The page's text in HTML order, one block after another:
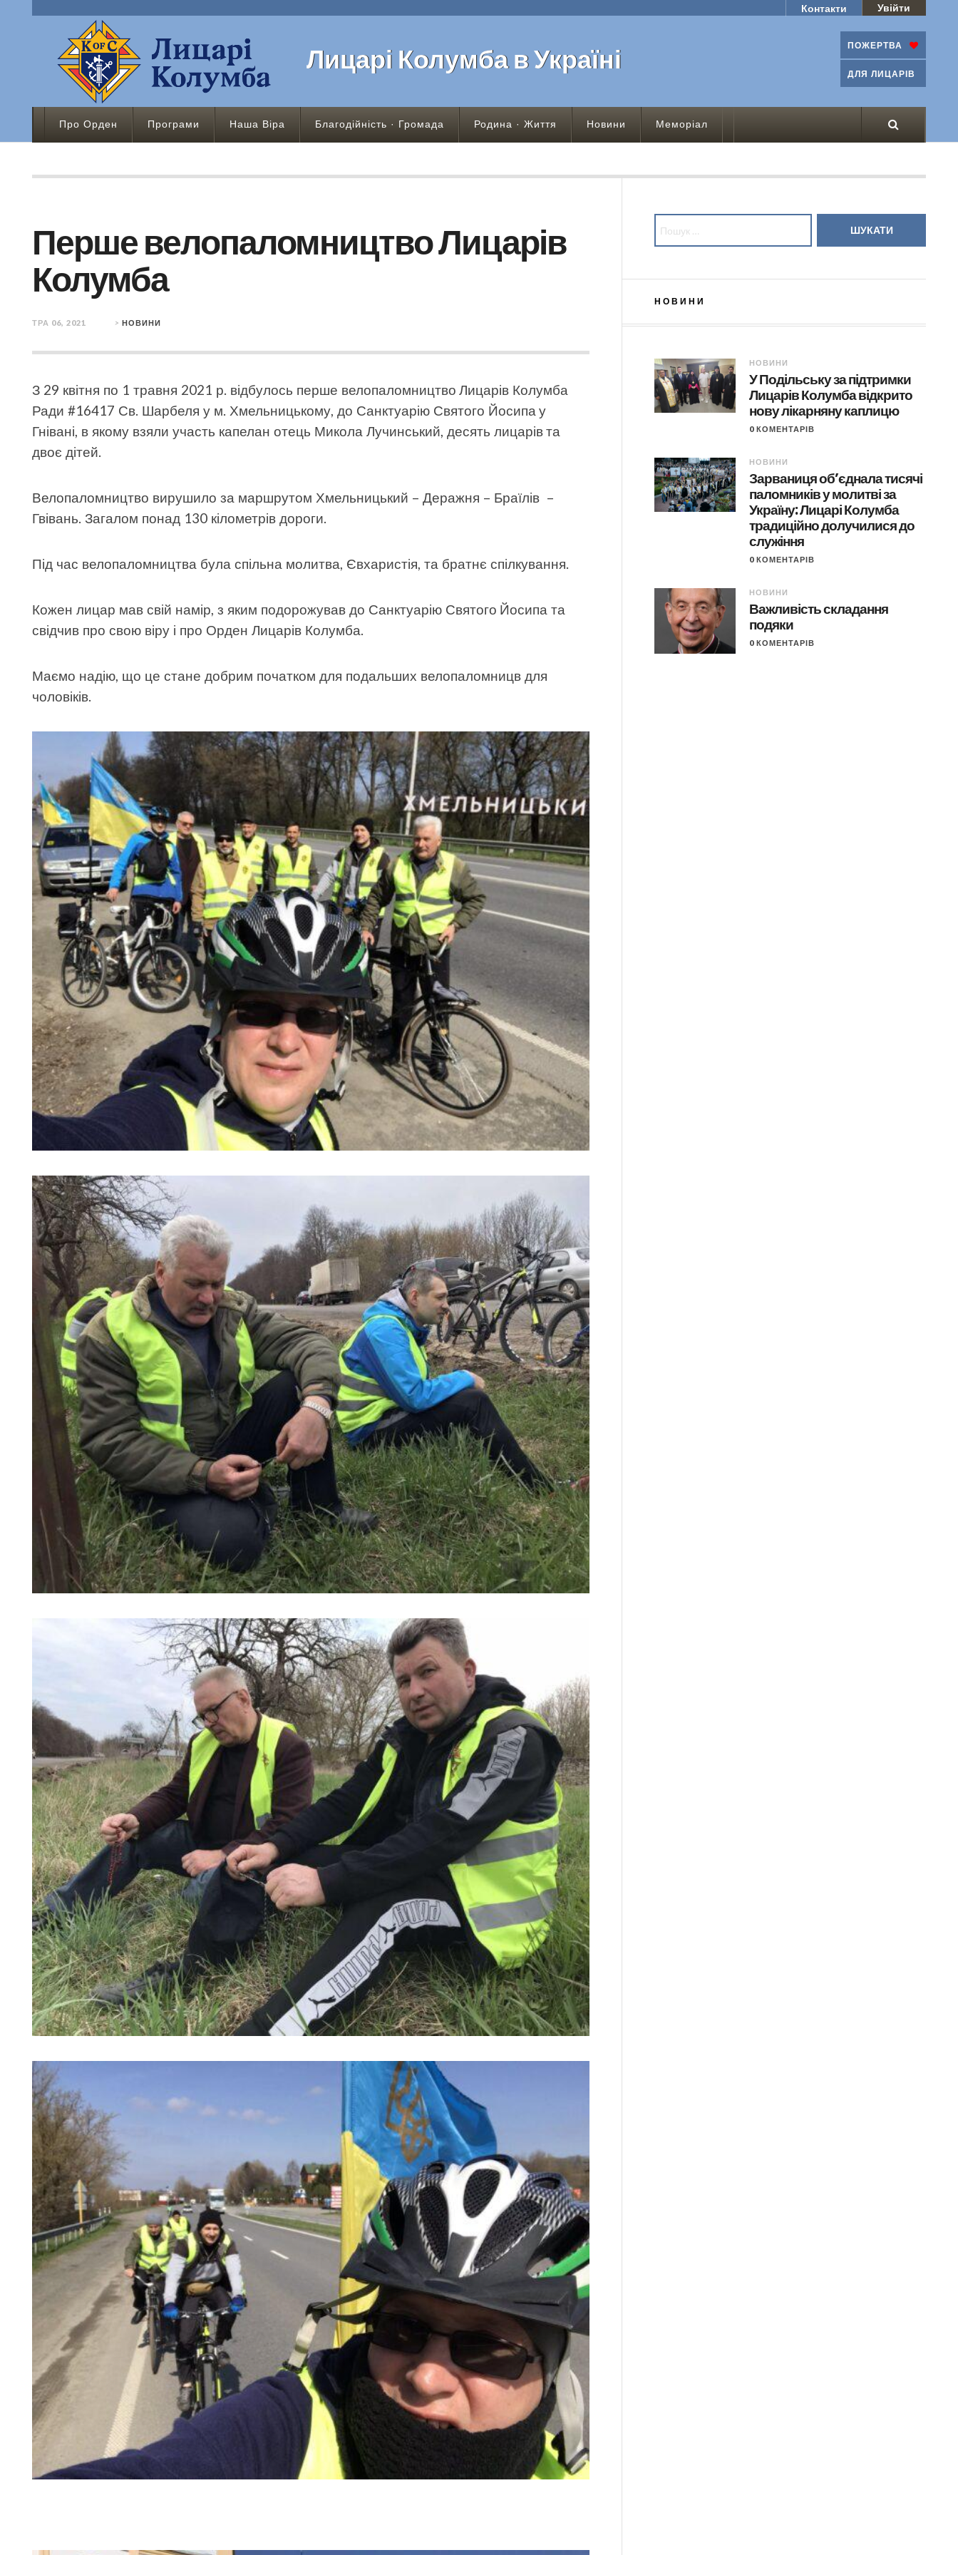
Контакти Увійти
Лицарі Колумба в Україні ПОЖЕРТВА
ДЛЯ ЛИЦАРІВ
Про Орден Програми Наша Віра Благодійність · Громада Родина · Життя Новини Меморіал
Перше велопаломництво Лицарів
Колумба
ТРА 06, 2021 > НОВИНИ
З 29 квітня по 1 травня 2021 р. відбулось перше велопаломництво Лицарів Колумба
Ради #16417 Св. Шарбеля у м. Хмельницькому, до Санктуарію Святого Йосипа у
Гнівані, в якому взяли участь капелан отець Микола Лучинський, десять лицарів та
двоє дітей.
Велопаломництво вирушило за маршрутом Хмельницький – Деражня – Браїлів –
Гвівань. Загалом понад 130 кілометрів дороги.
Під час велопаломництва була спільна молитва, Євхаристія, та братнє спілкування.
Кожен лицар мав свій намір, з яким подорожував до Санктуарію Святого Йосипа та
свідчив про свою віру і про Орден Лицарів Колумба.
Маємо надію, що це стане добрим початком для подальших велопаломницв для
чоловіків.
НОВИНИ
НОВИНИ
У Подільську за підтримки
Лицарів Колумба відкрито
нову лікарняну каплицю
0 КОМЕНТАРІВ
НОВИНИ
Зарваниця об’єднала тисячі
паломників у молитві за
Україну: Лицарі Колумба
традиційно долучилися до
служіння
0 КОМЕНТАРІВ
НОВИНИ
Важливість складання
подяки
0 КОМЕНТАРІВ